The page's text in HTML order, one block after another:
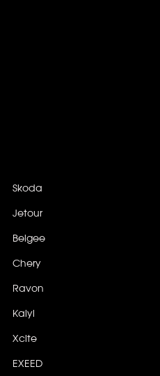
Skoda
Jetour
Belgee
Chery
Ravon
Kaiyi
Xcite
EXEED